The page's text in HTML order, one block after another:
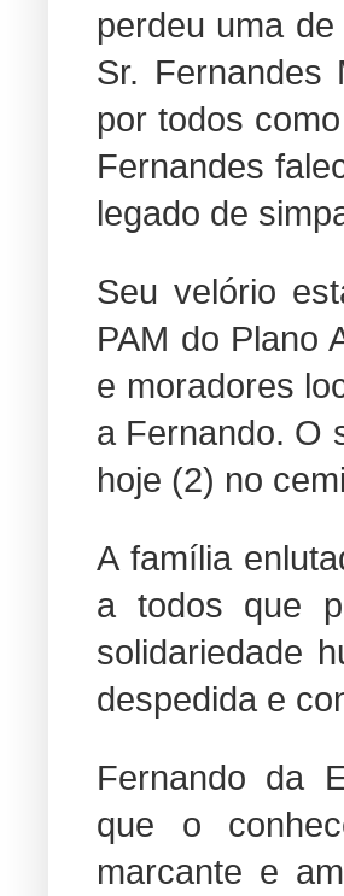
perdeu uma
Sr. Fernandes
por todos
Fernandes
legado de
Seu velório
PAM do Plano
e moradores
a Fernando. O
hoje (2) no
A família
a todos que
solidariedade
despedida e
Fernando da
que o
marcante e